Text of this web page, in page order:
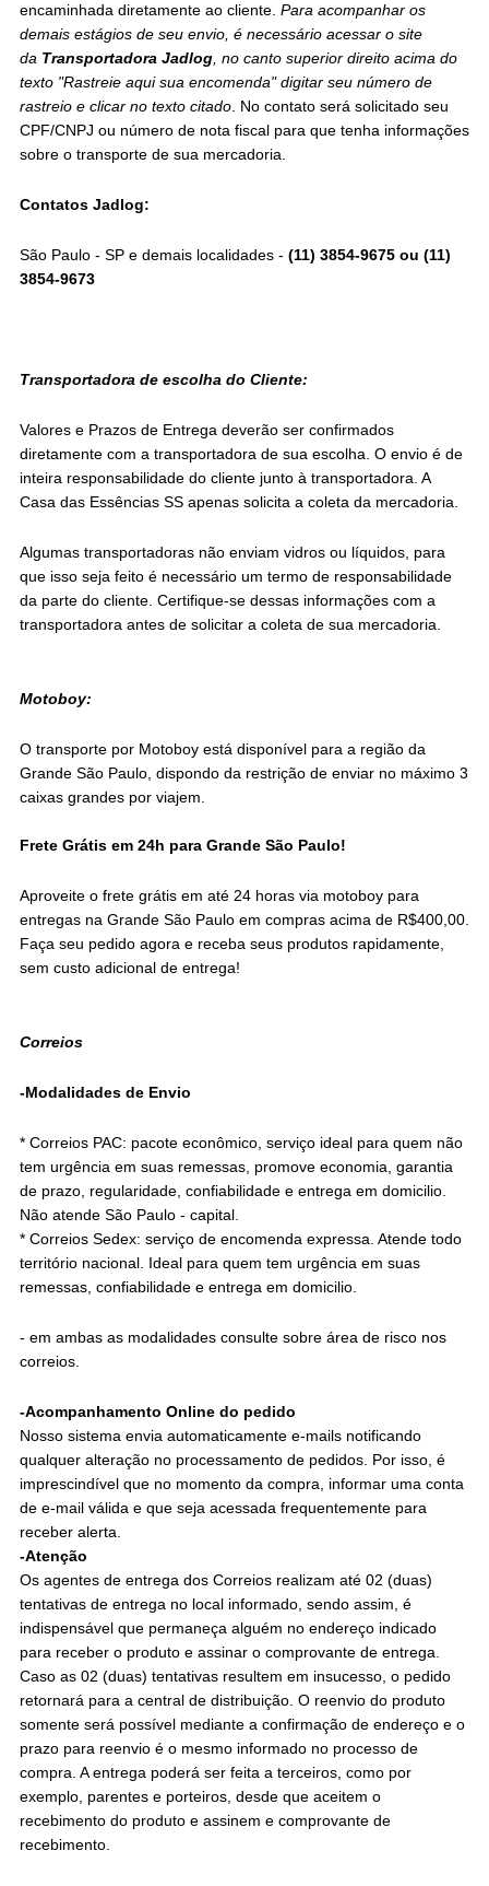
encaminhada diretamente ao cliente. Para acompanhar os
demais estágios de seu envio, é necessário acessar o site
da Transportadora Jadlog , no canto superior direito acima do
texto "Rastreie aqui sua encomenda" digitar seu número de
rastreio e clicar no texto citado . No contato será solicitado seu
CPF/CNPJ ou número de nota fiscal para que tenha informações
sobre o transporte de sua mercadoria.
Contatos Jadlog:
São Paulo - SP e demais localidades - (11) 3854-9675 ou (11)
3854-9673
Transportadora de escolha do Cliente:
Valores e Prazos de Entrega deverão ser confirmados
diretamente com a transportadora de sua escolha. O envio é de
inteira responsabilidade do cliente junto à transportadora. A
Casa das Essências SS apenas solicita a coleta da mercadoria.
Algumas transportadoras não enviam vidros ou líquidos, para
que isso seja feito é necessário um termo de responsabilidade
da parte do cliente. Certifique-se dessas informações com a
transportadora antes de solicitar a coleta de sua mercadoria.
Motoboy:
O transporte por Motoboy está disponível para a região da
Grande São Paulo, dispondo da restrição de enviar no máximo 3
caixas grandes por viajem.
Frete Grátis em 24h para Grande São Paulo!
Aproveite o frete grátis em até 24 horas via motoboy para
entregas na Grande São Paulo em compras acima de R$400,00.
Faça seu pedido agora e receba seus produtos rapidamente,
sem custo adicional de entrega!
Correios
-Modalidades de Envio
* Correios PAC: pacote econômico, serviço ideal para quem não
tem urgência em suas remessas, promove economia, garantia
de prazo, regularidade, confiabilidade e entrega em domicilio.
Não atende São Paulo - capital.
* Correios Sedex: serviço de encomenda expressa. Atende todo
território nacional. Ideal para quem tem urgência em suas
remessas, confiabilidade e entrega em domicilio.
- em ambas as modalidades consulte sobre área de risco nos
correios.
-Acompanhamento Online do pedido
Nosso sistema envia automaticamente e-mails notificando
qualquer alteração no processamento de pedidos. Por isso, é
imprescindível que no momento da compra, informar uma conta
de e-mail válida e que seja acessada frequentemente para
receber alerta.
-Atenção
Os agentes de entrega dos Correios realizam até 02 (duas)
tentativas de entrega no local informado, sendo assim, é
indispensável que permaneça alguém no endereço indicado
para receber o produto e assinar o comprovante de entrega.
Caso as 02 (duas) tentativas resultem em insucesso, o pedido
retornará para a central de distribuição. O reenvio do produto
somente será possível mediante a confirmação de endereço e o
prazo para reenvio é o mesmo informado no processo de
compra. A entrega poderá ser feita a terceiros, como por
exemplo, parentes e porteiros, desde que aceitem o
recebimento do produto e assinem e comprovante de
recebimento.